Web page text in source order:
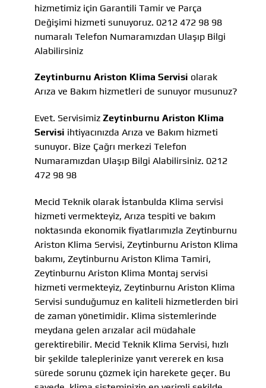
hizmetimiz için Garantili Tamir ve Parça
Değişimi hizmeti sunuyoruz. 0212 472 98 98
numaralı Telefon Numaramızdan Ulaşıp Bilgi
Alabilirsiniz
Zeytinburnu Ariston Klima Servisi olarak
Arıza ve Bakım hizmetleri de sunuyor musunuz?
Evet. Servisimiz Zeytinburnu Ariston Klima
Servisi ihtiyacınızda Arıza ve Bakım hizmeti
sunuyor. Bize Çağrı merkezi Telefon
Numaramızdan Ulaşıp Bilgi Alabilirsiniz. 0212
472 98 98
Mecid Teknik olarak İstanbulda Klima servisi
hizmeti vermekteyiz, Arıza tespiti ve bakım
noktasında ekonomik fiyatlarımızla Zeytinburnu
Ariston Klima Servisi, Zeytinburnu Ariston Klima
bakımı, Zeytinburnu Ariston Klima Tamiri,
Zeytinburnu Ariston Klima Montaj servisi
hizmeti vermekteyiz, Zeytinburnu Ariston Klima
Servisi sunduğumuz en kaliteli hizmetlerden biri
de zaman yönetimidir. Klima sistemlerinde
meydana gelen arızalar acil müdahale
gerektirebilir. Mecid Teknik Klima Servisi, hızlı
bir şekilde taleplerinize yanıt vererek en kısa
sürede sorunu çözmek için harekete geçer. Bu